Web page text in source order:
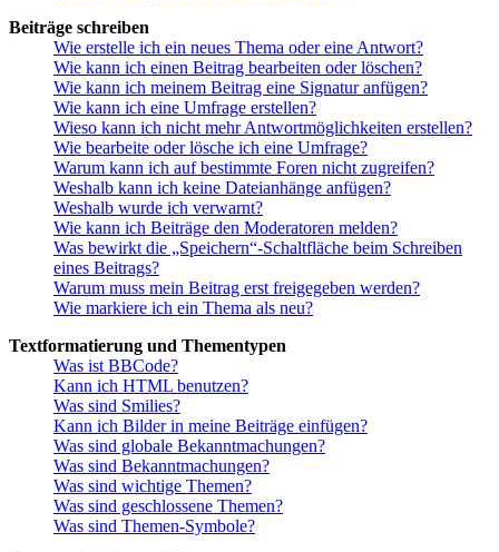
Beiträge schreiben
Wie erstelle ich ein neues Thema oder eine Antwort?
Wie kann ich einen Beitrag bearbeiten oder löschen?
Wie kann ich meinem Beitrag eine Signatur anfügen?
Wie kann ich eine Umfrage erstellen?
Wieso kann ich nicht mehr Antwortmöglichkeiten erstellen?
Wie bearbeite oder lösche ich eine Umfrage?
Warum kann ich auf bestimmte Foren nicht zugreifen?
Weshalb kann ich keine Dateianhänge anfügen?
Weshalb wurde ich verwarnt?
Wie kann ich Beiträge den Moderatoren melden?
Was bewirkt die „Speichern“-Schaltfläche beim Schreiben
eines Beitrags?
Warum muss mein Beitrag erst freigegeben werden?
Wie markiere ich ein Thema als neu?
Textformatierung und Thementypen
Was ist BBCode?
Kann ich HTML benutzen?
Was sind Smilies?
Kann ich Bilder in meine Beiträge einfügen?
Was sind globale Bekanntmachungen?
Was sind Bekanntmachungen?
Was sind wichtige Themen?
Was sind geschlossene Themen?
Was sind Themen-Symbole?